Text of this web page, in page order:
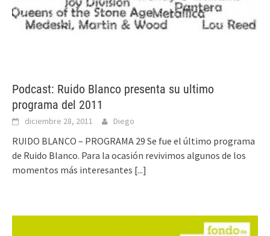
Podcast: Ruido Blanco presenta su ultimo
programa del 2011
diciembre 28, 2011 Diego
RUIDO BLANCO – PROGRAMA 29 Se fue el último programa
de Ruido Blanco. Para la ocasión revivimos algunos de los
momentos más interesantes [...]